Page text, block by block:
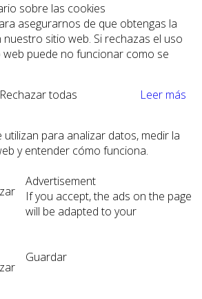
sobre las cookies
asegurarnos de que obtengas la
sitio web. Si rechazas el uso
web puede no funcionar como se
Rechazar todas
Leer más
para analizar datos, medir la
y entender cómo funciona.
Advertisement
If you accept, the ads on the page
will be adapted to your
Guardar